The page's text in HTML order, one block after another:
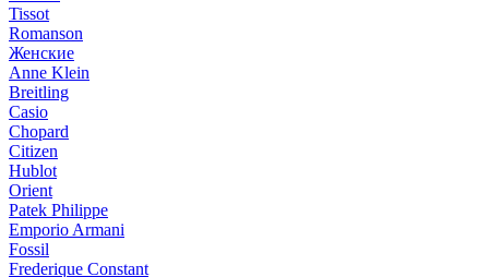
Tissot
Romanson
Женские
Anne Klein
Breitling
Casio
Chopard
Citizen
Hublot
Orient
Patek Philippe
Emporio Armani
Fossil
Frederique Constant